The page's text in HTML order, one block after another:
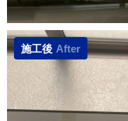
施工後 After